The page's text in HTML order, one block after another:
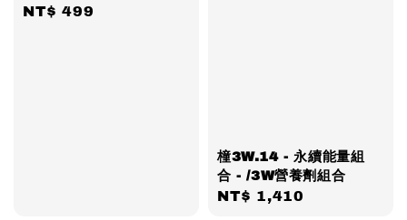
Regular
NT$ 499
橦3W.14 - 永續能量組
合 - /3W營養劑組合
Regular
NT$ 1,410